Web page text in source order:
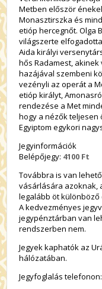
Metben először
Monasztirszka és
etióp hercegnőt. Olga
világszerte
Aida királyi
hős Radamest,
hazájával szembeni
vezényli az operát a
etióp királyt,
rendezése a Met
hogy a nézők
Egyiptom egykori
Jegyinformációk
Belépőjegy: 4100 Ft
Továbbra is van
vásárlására azoknak,
legalább öt
A kedvezményes
jegypénztárban van
rendszerben nem.
Jegyek kaphatók az
hálózatában.
Jegyfoglalás telefonon: